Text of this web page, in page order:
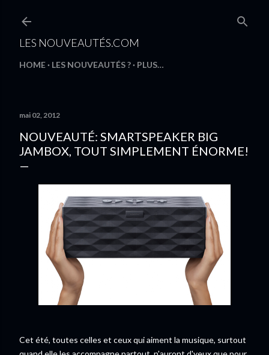
LES NOUVEAUTÉS.COM
HOME LES NOUVEAUTÉS ? PLUS…
mai 02, 2012
NOUVEAUTÉ: SMARTSPEAKER BIG
JAMBOX, TOUT SIMPLEMENT ÉNORME!
Cet été, toutes celles et ceux qui aiment la musique, surtout